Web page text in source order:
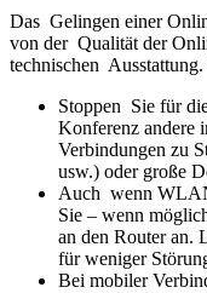
Das Gelingen einer
von der Qualität der
technischen
Stoppen Sie für
Konferenz andere
Verbindungen zu
usw.) oder große
Auch wenn
Sie – wenn
an den Router an.
für weniger
Bei mobiler